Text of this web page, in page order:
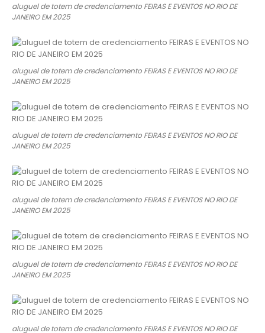
aluguel de totem de credenciamento FEIRAS E EVENTOS NO RIO DE
JANEIRO EM 2025
aluguel de totem de credenciamento FEIRAS E EVENTOS NO RIO DE
JANEIRO EM 2025
aluguel de totem de credenciamento FEIRAS E EVENTOS NO RIO DE
JANEIRO EM 2025
aluguel de totem de credenciamento FEIRAS E EVENTOS NO RIO DE
JANEIRO EM 2025
aluguel de totem de credenciamento FEIRAS E EVENTOS NO RIO DE
JANEIRO EM 2025
aluguel de totem de credenciamento FEIRAS E EVENTOS NO RIO DE